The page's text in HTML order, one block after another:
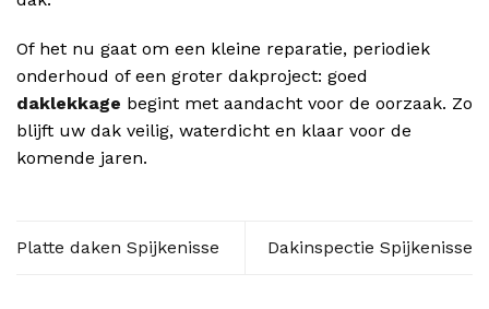
Of het nu gaat om een kleine reparatie, periodiek
onderhoud of een groter dakproject: goed
daklekkage begint met aandacht voor de oorzaak. Zo
blijft uw dak veilig, waterdicht en klaar voor de
komende jaren.
Platte daken Spijkenisse Dakinspectie Spijkenisse